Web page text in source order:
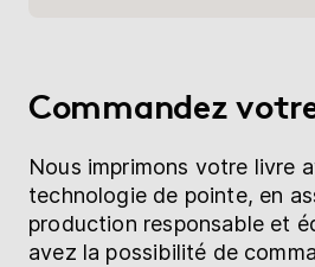
Commandez
Nous imprimons votre livre
technologie de pointe, en
production responsable et
avez la possibilité de